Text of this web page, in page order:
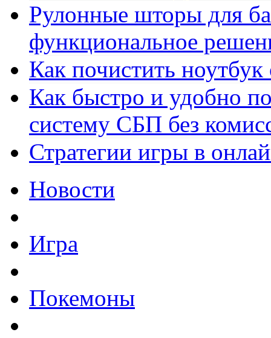
Рулонные шторы для
функциональное
Как почистить
Как быстро и удобно
систему СБП без
Стратегии игры в
Новости
Игра
Покемоны